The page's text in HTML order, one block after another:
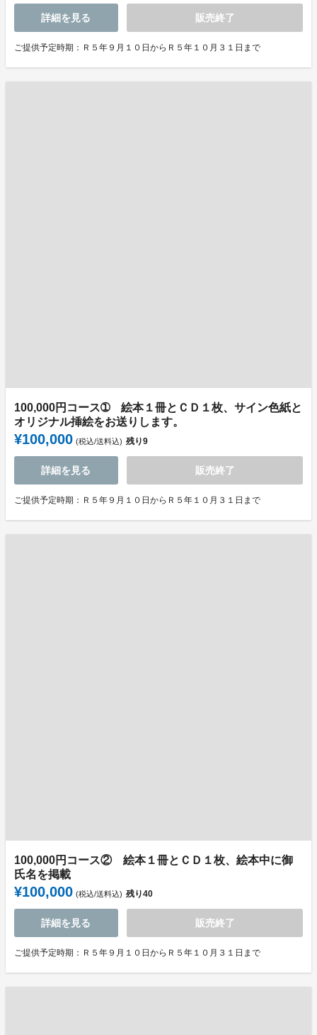
詳細を見る 販売終了
ご提供予定時期：Ｒ５年９月１０日からＲ５年１０月３１日まで
100,000円コース➀ 絵本１冊とＣＤ１枚、サイン色紙と
オリジナル挿絵をお送りします。
¥100,000 (税込/送料込) 残り9
詳細を見る 販売終了
ご提供予定時期：Ｒ５年９月１０日からＲ５年１０月３１日まで
100,000円コース② 絵本１冊とＣＤ１枚、絵本中に御
氏名を掲載
¥100,000 (税込/送料込) 残り40
詳細を見る 販売終了
ご提供予定時期：Ｒ５年９月１０日からＲ５年１０月３１日まで